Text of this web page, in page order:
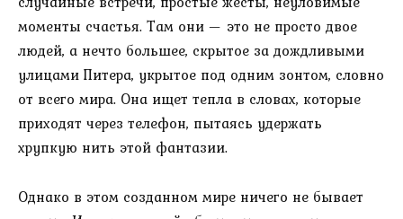
моменты счастья. Там они — это не просто двое
людей, а нечто большее, скрытое за дождливыми
улицами Питера, укрытое под одним зонтом, словно
от всего мира. Она ищет тепла в словах, которые
приходят через телефон, пытаясь удержать
хрупкую нить этой фантазии.
Однако в этом созданном мире ничего не бывает